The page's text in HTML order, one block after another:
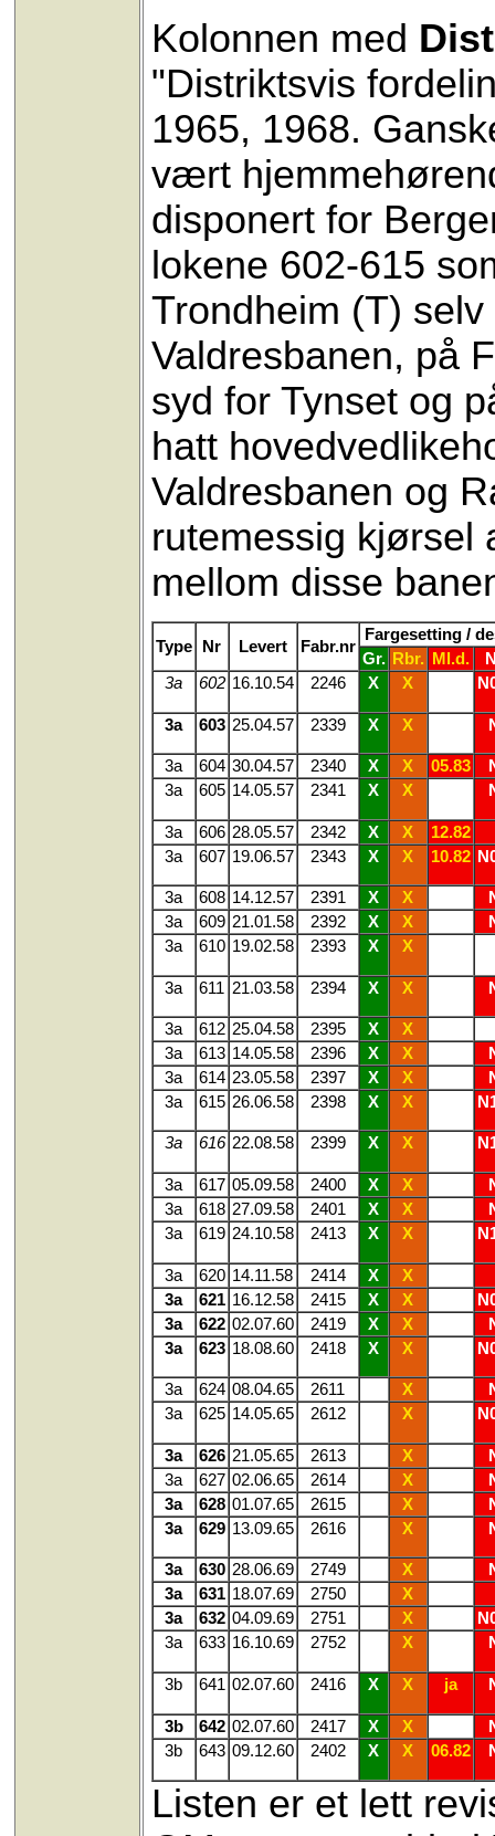
Kolonnen med
"Distriktsvis
1965, 1968.
vært
disponert for
lokene 602-615
Trondheim (T)
Valdresbanen, på
syd for Tynset og
hatt
Valdresbanen og
rutemessig kjørsel
mellom disse
Type Nr Levert Fabr.nr
Fargesetting /
Gr. Rbr. Ml.d.
3a
602 16.10.54 2246 X X
3a 603 25.04.57 2339 X X
3a 604 30.04.57 2340 X X 05.83
3a
605 14.05.57 2341 X X
3a 606 28.05.57 2342 X X
12.82
3a
607 19.06.57 2343 X X 10.82
3a 608 14.12.57 2391 X X
3a
609 21.01.58 2392 X X
3a
610 19.02.58 2393 X X
3a 611 21.03.58 2394 X X
3a 612 25.04.58 2395 X
X
3a
613 14.05.58 2396 X X
3a
614 23.05.58 2397 X X
3a
615 26.06.58 2398 X X
3a 616 22.08.58 2399 X X
3a 617 05.09.58 2400 X X
3a
618 27.09.58 2401 X X
3a
619 24.10.58 2413 X X
3a 620 14.11.58 2414 X
X
3a
621 16.12.58 2415 X X
3a
622 02.07.60 2419 X X
3a
623 18.08.60 2418 X X
3a 624 08.04.65 2611 X
3a
625 14.05.65 2612 X
3a 626 21.05.65 2613 X
3a
627 02.06.65 2614 X
3a
628 01.07.65 2615 X
3a
629 13.09.65 2616 X
3a 630 28.06.69 2749 X
3a
631 18.07.69 2750
X
3a
632 04.09.69 2751 X
3a
633 16.10.69 2752 X
3b 641 02.07.60 2416 X X ja
3b 642 02.07.60 2417 X X
3b
643 09.12.60 2402 X X 06.82
Listen er et lett